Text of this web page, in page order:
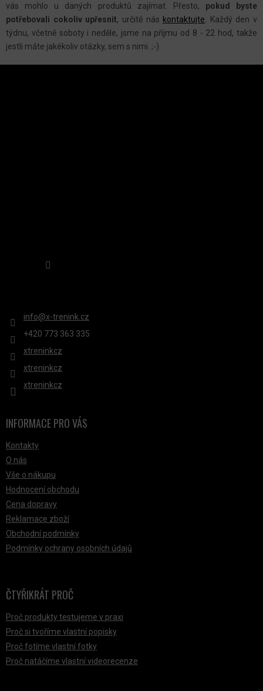
vás mohlo u daných produktů zajímat. Přesto, pokud byste
potřebovali cokoliv upřesnit, určitě nás kontaktujte . Každý den v
týdnu, včetně soboty i neděle, jsme na příjmu od 8 - 22 hod, takže
jestli máte jakékoliv otázky, sem s nimi. ;-)
Z
info@x-trenink.cz
+420 ‭773 363 335
xtreninkcz
xtreninkcz
xtreninkcz
INFORMACE PRO VÁS
Kontakty
O nás
Vše o nákupu
Hodnocení obchodu
Cena dopravy
Reklamace zboží
Obchodní podmínky
Podmínky ochrany osobních údajů
ČTYŘIKRÁT PROČ
Proč produkty testujeme v praxi
Proč si tvoříme vlastní popisky
Proč fotíme vlastní fotky
Proč natáčíme vlastní videorecenze